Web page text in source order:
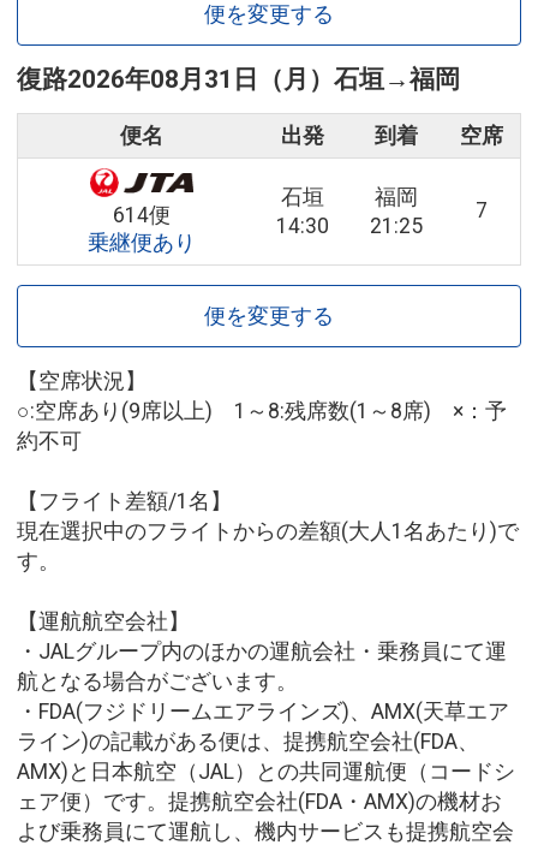
便を変更する
復路2026年08月31日（月） 石垣→福岡
便名 出発 到着 空席
614便
乗継便あり
石垣
14:30
福岡
21:25
7
便を変更する
【空席状況】
○:空席あり(9席以上) 1～8:残席数(1～8席) ×：予
約不可
【フライト差額/1名】
現在選択中のフライトからの差額(大人1名あたり)で
す。
【運航航空会社】
・JALグループ内のほかの運航会社・乗務員にて運
航となる場合がございます。
・FDA(フジドリームエアラインズ)、AMX(天草エア
ライン)の記載がある便は、提携航空会社(FDA、
AMX)と日本航空（JAL）との共同運航便（コードシ
ェア便）です。提携航空会社(FDA・AMX)の機材お
よび乗務員にて運航し、機内サービスも提携航空会